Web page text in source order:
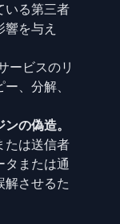
いる第三者
を与え
ービスのリ
、分解、
の偽造。
たは送信者
タまたは通
解させるた